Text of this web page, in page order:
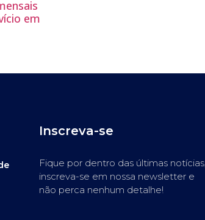
em
Inscreva-se
Fique por dentro das últimas notícias,
inscreva-se em nossa newsletter e
não perca nenhum detalhe!